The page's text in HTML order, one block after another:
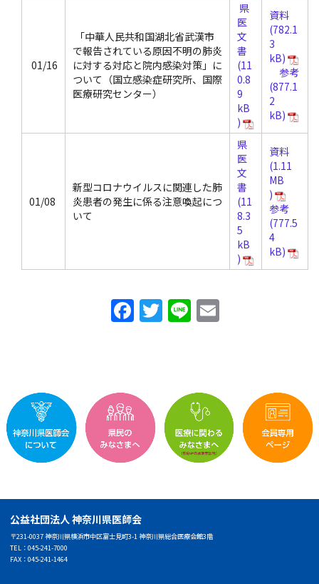
01/16
「中華人民共和国湖北省武漢市
で報告されている原因不明の肺炎
に対する対応と院内感染対策」に
ついて（国立感染症研究所、国際
医療研究センター）
県
医
文
書
資料
参考
01/08
新型コロナウイルスに関連した肺
炎患者の発生に係る注意喚起につ
いて
県
医
文
書
資料
参考
F
b
o
o
T Li
公益社団法人 神奈川県医師会
〒231-0037 神奈川県横浜市中区富士見町3-1 神奈川県総合医療会館3階
TEL：045-241-7000
FAX：045-241-1464